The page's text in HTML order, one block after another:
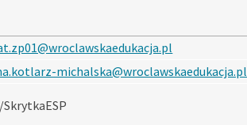
michalska@wroclawskaedukacja.pl